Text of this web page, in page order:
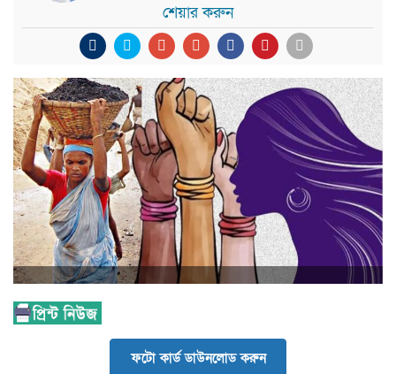
শেয়ার করুন
ফটো কার্ড ডাউনলোড করুন